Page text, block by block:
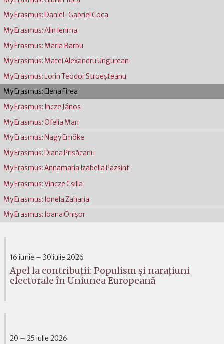
My Erasmus: Daniel-Gabriel Coca
My Erasmus: Alin Ierima
My Erasmus: Maria Barbu
My Erasmus: Matei Alexandru Ungurean
My Erasmus: Lorin Teodor Stroeșteanu
My Erasmus: Elena Firea
My Erasmus: Incze János
My Erasmus: Ofelia Man
My Erasmus: Nagy Emőke
My Erasmus: Diana Prisăcariu
My Erasmus: Annamaria Izabella Pazsint
My Erasmus: Vincze Csilla
My Erasmus: Ionela Zaharia
My Erasmus: Ioana Onişor
16 iunie – 30 iulie 2026
Apel la contribuții: Populism și narațiuni
electorale în Uniunea Europeană
20 – 25 iulie 2026